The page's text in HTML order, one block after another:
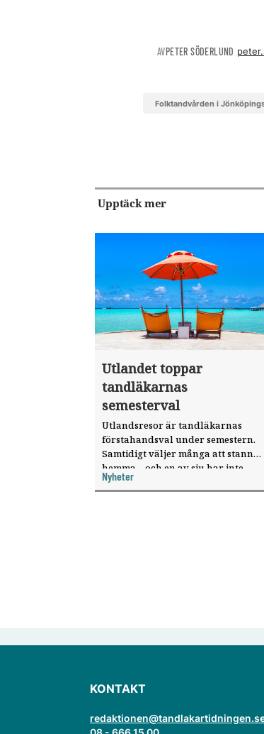
AVPETER SÖDERLUND
folktandvården i
Upptäck mer
Utlandet toppar
tandläkarnas
semesterval
Utlandsresor är tandläkarnas
förstahandsval under semestern.
Samtidigt väljer många att stanna
hemma – och en av sju har inte
haft någon sommarledighet alls,
enligt "månadens fråga".
Nyheter
KONTAKT